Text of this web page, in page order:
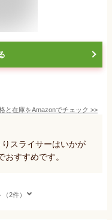
と在庫をAmazonでチェック >>
スライサーはいかが
すすめです。
2件）